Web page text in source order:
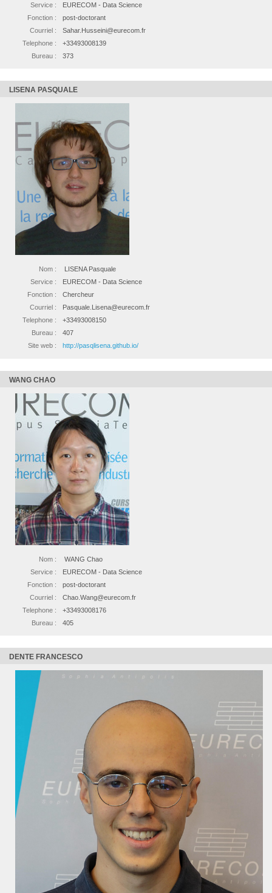
Service :
EURECOM - Data Science
Fonction :
post-doctorant
Courriel :
Sahar.Husseini@eurecom.fr
Telephone :
+33493008139
Bureau :
373
LISENA PASQUALE
Nom :
LISENA Pasquale
Service :
EURECOM - Data Science
Fonction :
Chercheur
Courriel :
Pasquale.Lisena@eurecom.fr
Telephone :
+33493008150
Bureau :
407
Site web :
http://pasqlisena.github.io/
WANG CHAO
Nom :
WANG Chao
Service :
EURECOM - Data Science
Fonction :
post-doctorant
Courriel :
Chao.Wang@eurecom.fr
Telephone :
+33493008176
Bureau :
405
DENTE FRANCESCO